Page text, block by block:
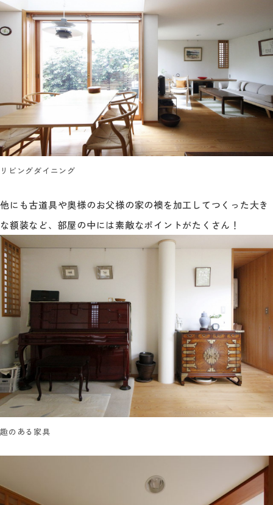
リビングダイニング
他にも古道具や奥様のお父様の家の襖を加工してつくった大き
な額装など、部屋の中には素敵なポイントがたくさん！
趣のある家具